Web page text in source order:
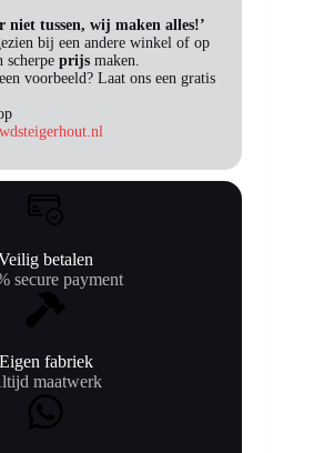
niet tussen, wij maken alles!’
bij een andere winkel of op
scherpe prijs maken.
voorbeeld? Laat ons een gratis
betalen
secure payment
Eigen fabriek
maatwerk